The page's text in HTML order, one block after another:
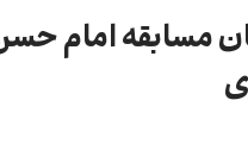
مسابقه امام